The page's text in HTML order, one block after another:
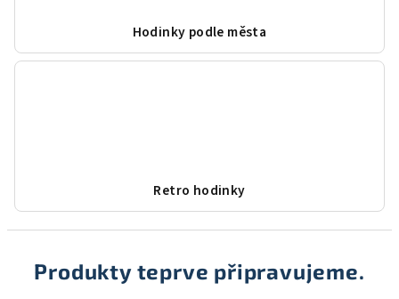
Hodinky podle města
Retro hodinky
Produkty teprve připravujeme.